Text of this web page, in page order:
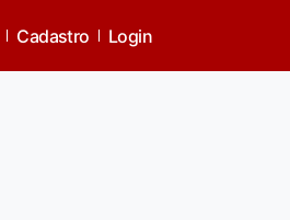
Cadastro Login